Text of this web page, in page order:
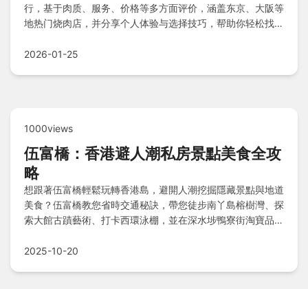
行，基于肉质、服务、价格等多方面评价，涵盖东京、大阪等
地热门烧肉店，并分享个人体验与选择技巧，帮助你轻松找到
2026-01-25
1000views
伍富橋：香港避人潮私房景點美食全攻
略
想跟著伍富橋輕鬆玩轉香港島，避開人潮挖掘隱藏景點與地道
美食？伍富橋教您省時交通秘訣，帶您徒步南丫島榕樹灣、探
索大館古蹟藝術、打卡西環泳棚，並在深水埗鴨寮街淘寶品嚐
休閒風情行程高效不繞路，美食攻略附避雷清單，Q&A懶人
2025-10-20